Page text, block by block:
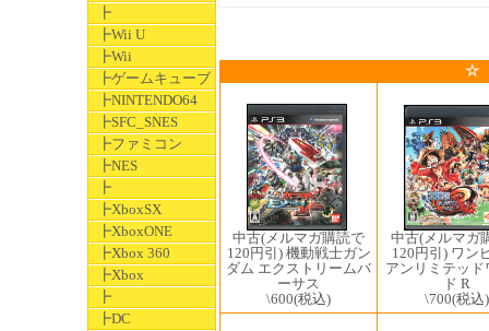
┣
┣Wii U
┣Wii
┣ゲームキューブ
┣NINTENDO64
┣SFC_SNES
┣ファミコン
┣NES
┣
┣XboxSX
┣XboxONE
┣Xbox 360
┣Xbox
┣
┣DC
☆
中古(メルマガ購読で
120円引) 機動戦士ガン
ダム エクストリームバ
ーサス
\600(税込)
中古(メルマガ
120円引) ワン
アンリミテッド
ド R
\700(税込)